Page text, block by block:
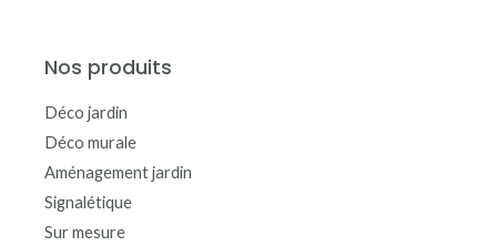
Nos produits
Déco jardin
Déco murale
Aménagement jardin
Signalétique
Sur mesure